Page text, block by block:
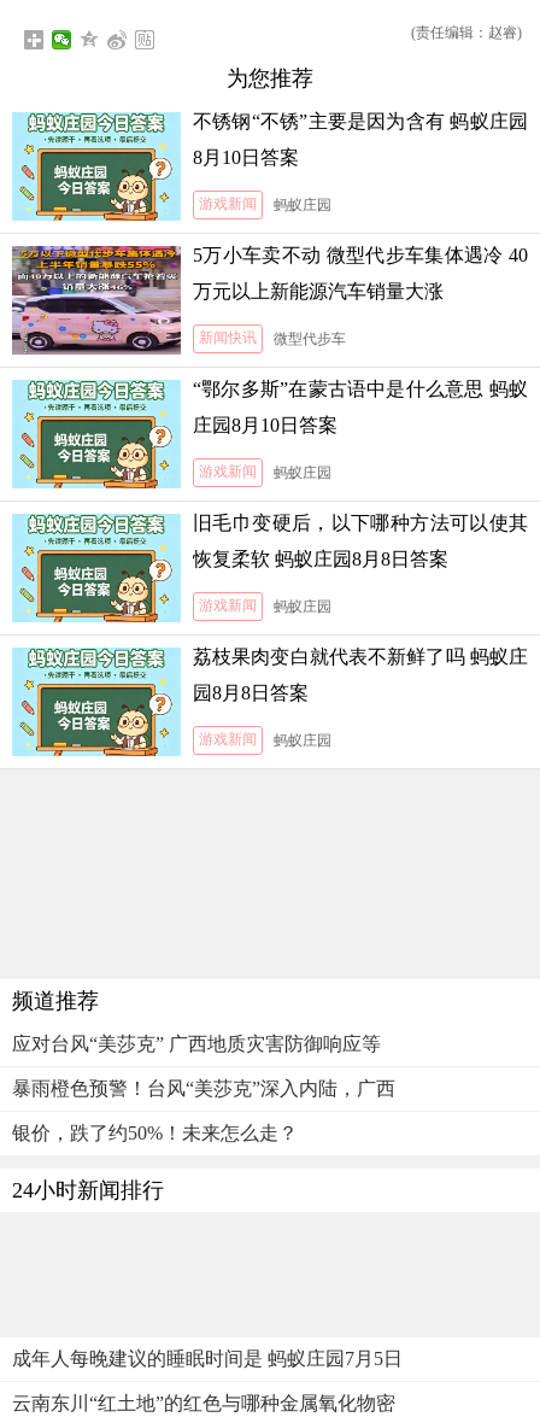
(责任编辑：赵睿)
为您推荐
不锈钢“不锈”主要是因为含有 蚂蚁庄园
8月10日答案
游戏新闻 蚂蚁庄园
5万小车卖不动 微型代步车集体遇冷 40
万元以上新能源汽车销量大涨
新闻快讯 微型代步车
“鄂尔多斯”在蒙古语中是什么意思 蚂蚁
庄园8月10日答案
游戏新闻 蚂蚁庄园
旧毛巾变硬后，以下哪种方法可以使其
恢复柔软 蚂蚁庄园8月8日答案
游戏新闻 蚂蚁庄园
荔枝果肉变白就代表不新鲜了吗 蚂蚁庄
园8月8日答案
游戏新闻 蚂蚁庄园
频道推荐
应对台风“美莎克” 广西地质灾害防御响应等
暴雨橙色预警！台风“美莎克”深入内陆，广西
银价，跌了约50%！未来怎么走？
24小时新闻排行
成年人每晚建议的睡眠时间是 蚂蚁庄园7月5日
云南东川“红土地”的红色与哪种金属氧化物密